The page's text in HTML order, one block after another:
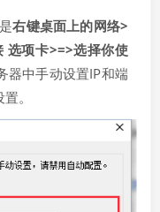
右键桌面上的网络>
项卡>=>选择你使
器中手动设置IP和端
。